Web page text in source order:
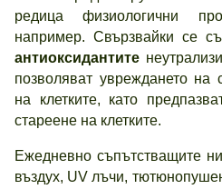
редица физиологични
например. Свързвайки се
антиоксидантите
позволяват увреждането на
на клетките, като
стареене на клетките.
Ежедневно съпътстващите
въздух, UV лъчи,